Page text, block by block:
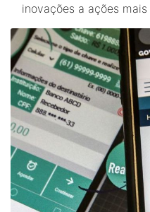
inovações a ações